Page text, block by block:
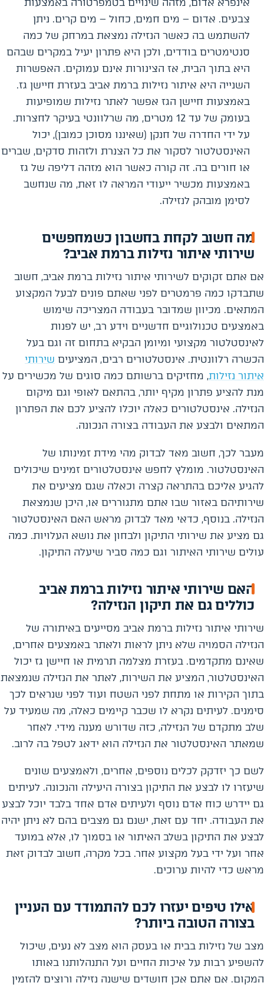
אינפרא אדום, מזהה שינויים בטמפרטורה באמצעות
צבעים. אדום – מים חמים, כחול – מים קרים. ניתן
להשתמש בה כאשר הנזילה נמצאת במרחק של כמה
סנטימטרים בודדים, ולכן היא פתרון יעיל במקרים שבהם
היא בתוך הבית, אז הצינורות אינם עמוקים. האפשרות
השנייה היא איתור נזילות ברמת אביב בעזרת חיישן גז.
באמצעות חיישן הגז אפשר לאתר נזילות שמופיעות
בעומק של עד 12 מטרים, מה שרלוונטי בעיקר לחצרות.
על ידי החדרה של חנקן (שאיננו מסוכן כמובן), יכול
האינסטלטור לסקור את כל הצנרת ולזהות סדקים, שברים
או חורים בה. זה קורה כאשר הוא מזהה דליפה של גז
באמצעות מכשיר ייעודי המראה לו זאת, מה שנחשב
לסימן מובהק לנזילה.
מה חשוב לקחת בחשבון כשמחפשים
שירותי איתור נזילות ברמת אביב?
אם אתם זקוקים לשירותי איתור נזילות ברמת אביב, חשוב
שתבדקו כמה פרמטרים לפני שאתם פונים לבעל המקצוע
המתאים. מכיוון שמדובר בעבודה המצריכה שימוש
באמצעים טכנולוגיים חדשניים וידע רב, יש לפנות
לאינסטלטור מקצועי ומיומן הבקיא בתחום זה וגם בעל
הכשרה רלוונטית. אינסטלטורים רבים, המציעים שירותי
איתור נזילות, מחזיקים ברשותם כמה סוגים של מכשירים על
מנת להציע פתרון מקיף יותר, בהתאם לאופי וגם מיקום
הנזילה. אינסטלטורים כאלה יוכלו להציע לכם את הפתרון
המתאים ולבצע את העבודה בצורה הנכונה.
מעבר לכך, חשוב מאד לבדוק מהי מידת זמינותו של
האינסטלטור. מומלץ לחפש אינסטלטורים זמינים שיכולים
להגיע אליכם בהתראה קצרה וכאלה שגם מציעים את
שירותיהם באזור שבו אתם מתגוררים או, היכן שנמצאת
הנזילה. בנוסף, כדאי מאד לבדוק מראש האם האינסטלטור
גם מציע את שירותי התיקון ולבחון את נושא העלויות. כמה
עולים שירותי האיתור וגם כמה סביר שיעלה התיקון.
האם שירותי איתור נזילות ברמת אביב
כוללים גם את תיקון הנזילה?
שירותי איתור נזילות ברמת אביב מסייעים באיתורה של
הנזילה הסמויה שלא ניתן לראות ולאתר באמצעים אחרים,
שאינם מתקדמים. בעזרת מצלמה תרמית או חיישן גז יכול
האינסטלטור, המציע את השירות, לאתר את הנזילה שנמצאת
בתוך הקירות או מתחת לפני השטח ועוד לפני שנראים לכך
סימנים. לעיתים נקרא לו שכבר קיימים כאלה, מה שמעיד על
שלב מתקדם של הנזילה, כזה שדורש מענה מידי. לאחר
שמאתר האינסטלטור את הנזילה הוא ידאג לטפל בה לרוב.
לשם כך יזדקק לכלים נוספים, אחרים, ולאמצעים שונים
שיעזרו לו לבצע את התיקון בצורה היעילה והנכונה. לעיתים
גם יידרש כוח אדם נוסף ולעיתים אדם אחד בלבד יוכל לבצע
את העבודה. יחד עם זאת, ישנם גם מצבים בהם לא ניתן יהיה
לבצע את התיקון בשלב האיתור או בסמוך לו, אלא במועד
אחר ועל ידי בעל מקצוע אחר. בכל מקרה, חשוב לבדוק זאת
מראש כדי להיות ערוכים.
אילו טיפים יעזרו לכם להתמודד עם העניין
בצורה הטובה ביותר?
מצב של נזילות בבית או בעסק הוא מצב לא נעים, שיכול
להשפיע רבות על איכות החיים ועל התנהלותנו באותו
המקום. אם אתם אכן חושדים שישנה נזילה ורוצים להזמין